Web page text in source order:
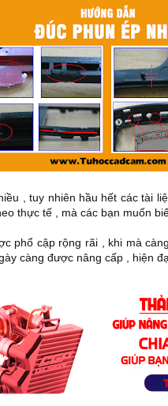
, tuy nhiên hầu hết các tài
thực tế , mà các bạn muốn
phổ cập rộng rãi , khi mà
càng được nâng cấp , hiện